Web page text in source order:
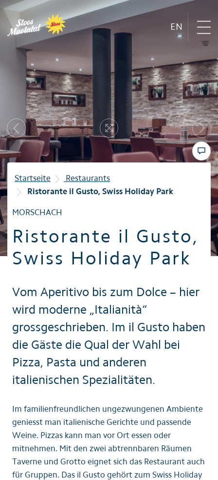
EN
Region
Bergbahnen
Sommer
Winter
Familie
Previous Resize
Next
Startseite
Restaurants
Ristorante il Gusto, Swiss Holiday Park
MORSCHACH
Ristorante il Gusto,
Swiss Holiday Park
Vom Aperitivo bis zum Dolce – hier
wird moderne „Italianità“
grossgeschrieben. Im il Gusto haben
die Gäste die Qual der Wahl bei
Pizza, Pasta und anderen
italienischen Spezialitäten.
Im familienfreundlichen ungezwungenen Ambiente
geniesst man italienische Gerichte und passende
Weine. Pizzas kann man vor Ort essen oder
mitnehmen. Mit den zwei abtrennbaren Räumen
Taverne und Grotto eignet sich das Restaurant auch
für Gruppen. Das il Gusto gehört zum Swiss Holiday